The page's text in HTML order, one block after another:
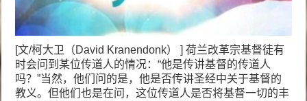
[文/柯大卫（David Kranendonk） ] 荷兰改革宗基督徒有
时会问到某位传道人的情况：“他是传讲基督的传道人
吗？”当然，他们问的是，他是否传讲圣经中关于基督的
教义。但他们也是在问，这位传道人是否将基督一切的丰